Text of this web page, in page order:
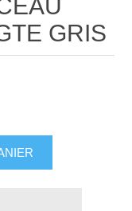
GRIS